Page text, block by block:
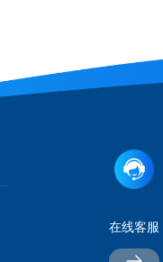
在线客服